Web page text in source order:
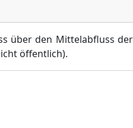
über den Mittelabfluss
öffentlich).